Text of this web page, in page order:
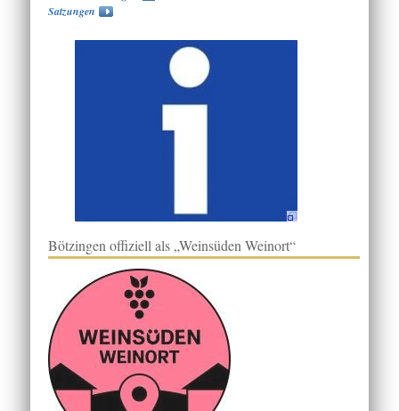
Satzungen
Bötzingen offiziell als „Weinsüden Weinort“